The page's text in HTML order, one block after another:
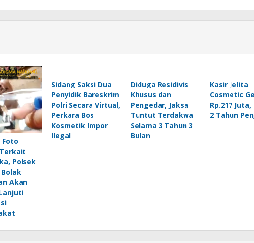
Foto
Polsek
Akan
Sidang Saksi Dua
Penyidik Bareskrim
Polri Secara Virtual,
Perkara Bos
Kosmetik Impor
Ilegal
Diduga Residivis
Khusus dan
Pengedar, Jaksa
Tuntut Terdakwa
Selama 3 Tahun 3
Bulan
Kasir Jelita
Cosmetic
Rp.217 Juta,
2 Tahun